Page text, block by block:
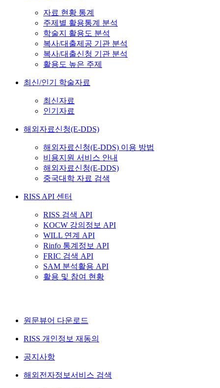
자료 현황 통계
주제별 활용통계 분석
학술지 활용도 분석
복사/대출제공 기관 분석
복사/대출신청 기관 분석
활용도 높은 주제
최신/인기 학술자료
최신자료
인기자료
해외자료신청(E-DDS)
해외자료신청(E-DDS) 이용 방법
비용지원 서비스 안내
해외자료신청(E-DDS)
중국대학 자료 검색
RISS API 센터
RISS 검색 API
KOCW 강의정보 API
WILL 연계 API
Rinfo 통계정보 API
FRIC 검색 API
SAM 분석활용 API
활용 및 참여 현황
원문뷰어 다운로드
RISS 개인정보 재동의
공지사항
해외전자정보서비스 검색